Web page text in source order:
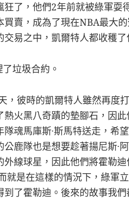
了，他們2年前就被綠軍耍
買賣，成為了現在NBA最大
易之中，凱爾特人都收穫了
垃圾合約。
，彼時的凱爾特人雖然再度
熱火黑八奇蹟的墊腳石，因
魂馬庫斯·斯馬特送走，希
鹿隊也是想要趁著揚尼斯·
線球星，因此他們將霍勒
就是在這樣的情況下，綠軍
到了霍勒迪。後來的故事我